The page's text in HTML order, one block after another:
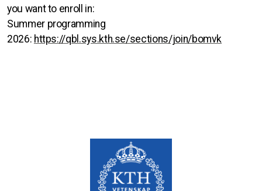
you want to enroll in:
Summer programming
2026: https://qbl.sys.kth.se/sections/join/bomvk